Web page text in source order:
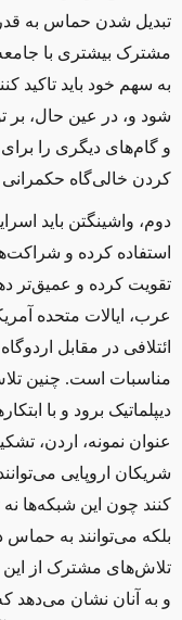
تبدیل شدن حماس به
مشترک بیشتری با جامعه
به سهم خود باید تاکید
شود و، در عین حال، بر
و گام‌های دیگری را
کردن خالی‌گاه حکمرانی
دوم، واشینگتن باید
استفاده کرده و
تقویت کرده و عمیق‌تر
عرب، ایالات متحده
ائتلافی در مقابل
مناسبات است. چنین
دیپلماتیک برود و با
عنوان نمونه، اردن،
شریکان اروپایی
کنند چون این شبکه‌ها نه‌
بلکه می‌توانند به حماس
تلاش‌های مشترک از
و به آنان نشان می‌دهد